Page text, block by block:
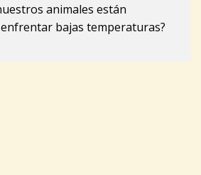
animales están
bajas temperaturas?